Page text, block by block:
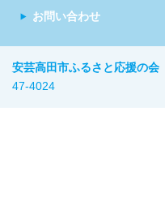
お問い合わせ
安芸高田市ふるさと応援の会
47-4024